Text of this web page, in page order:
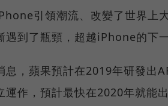
引領潮流、改變了世界上
遇到了瓶頸，超越iPhone的下
息，蘋果預計在2019年研發出
運作，預計最快在2020年就能